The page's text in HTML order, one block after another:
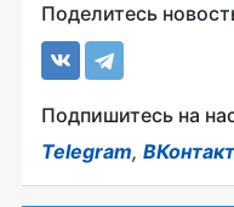
Поделитесь
Подпишитесь на
Telegram,